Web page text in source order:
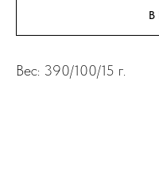
В
Вес: 390/100/15 г.